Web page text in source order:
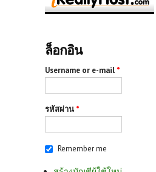
ล็อกอิน
Username or e-mail *
รหัสผ่าน *
Remember me